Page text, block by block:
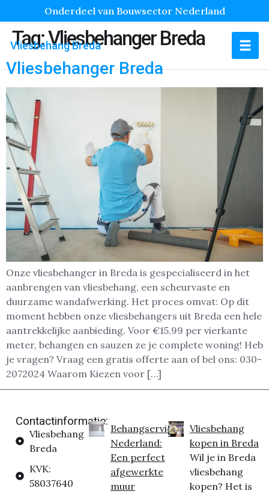
Onderdeel van Bouwsector Nederland
Vliesbehang Breda
Tag:Vliesbehanger Breda
Vliesbehanger Breda
Onze vliesbehanger in Breda is gespecialiseerd in het
aanbrengen van vliesbehang, een scheurvaste en
duurzame wandafwerking. Het proces omvat: Op dit
moment hebben onze vliesbehangers uit Breda een hele
aantrekkelijke aanbieding. Voor €15,99 per vierkante
meter, behangen en sauzen ze je complete woning! Heb
je vragen? Vraag een gratis offerte aan of bel ons: 030-
2072024 Waarom Kiezen voor […]
Contactinformatie:
Vliesbehang
Breda
KVK:
58037640
Behangservice
Nederland:
Een perfect
afgewerkte
muur
Vliesbehang
kopen in Breda
Wil je in Breda
vliesbehang
kopen? Het is